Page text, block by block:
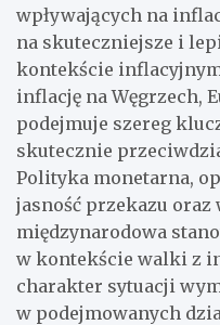
wpływających na
na skuteczniejsze i
kontekście
inflację na Węgrzech,
podejmuje szereg
skutecznie
Polityka monetarna,
jasność przekazu oraz
międzynarodowa
w kontekście walki z
charakter sytuacji
w podejmowanych